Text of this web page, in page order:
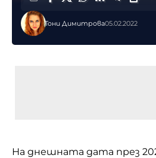
Тони Димитрова05.02.2022
На днешната дата през